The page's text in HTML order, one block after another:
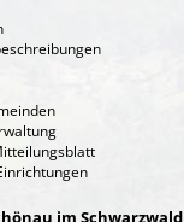
im Schwarzwald